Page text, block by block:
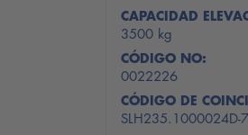
CAPACIDAD
3500 kg
CÓDIGO NO:
0022226
CÓDIGO DE
SLH235.1000024D-